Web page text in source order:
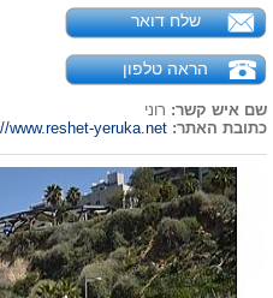
שלח דואר
הראה טלפון
שם איש קשר: רוני
כתובת האתר: www.reshet-yeruka.net/